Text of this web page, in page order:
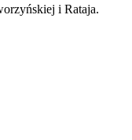
i Rataja.